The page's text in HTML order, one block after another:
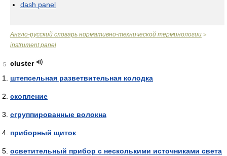
dash panel
Англо-русский словарь нормативно-технической терминологии >
instrument panel
5
cluster
штепсельная разветвительная колодка
скопление
сгруппированные волокна
приборный щиток
осветительный прибор с несколькими источниками света